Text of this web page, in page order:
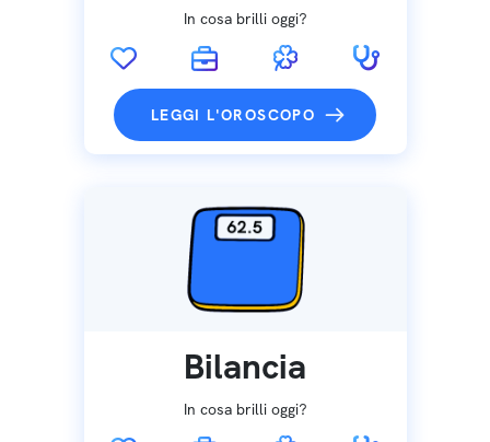
In cosa brilli oggi?
LEGGI L'OROSCOPO
Bilancia
In cosa brilli oggi?